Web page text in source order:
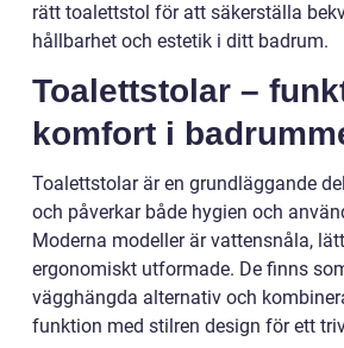
rätt toalettstol för att säkerställa
hållbarhet och estetik i ditt badrum.
Toalettstolar –
komfort i
Toalettstolar är en grundläggande
och påverkar både hygien och
Moderna modeller är vattensnåla,
ergonomiskt utformade. De finns
vägghängda alternativ och
funktion med stilren design för ett